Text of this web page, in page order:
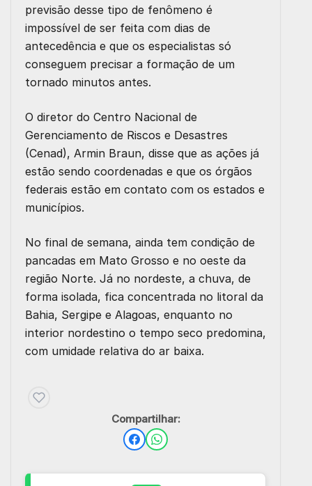
previsão desse tipo de fenômeno é
impossível de ser feita com dias de
antecedência e que os especialistas só
conseguem precisar a formação de um
tornado minutos antes.
O diretor do Centro Nacional de
Gerenciamento de Riscos e Desastres
(Cenad), Armin Braun, disse que as ações já
estão sendo coordenadas e que os órgãos
federais estão em contato com os estados e
municípios.
No final de semana, ainda tem condição de
pancadas em Mato Grosso e no oeste da
região Norte. Já no nordeste, a chuva, de
forma isolada, fica concentrada no litoral da
Bahia, Sergipe e Alagoas, enquanto no
interior nordestino o tempo seco predomina,
com umidade relativa do ar baixa.
Compartilhar: